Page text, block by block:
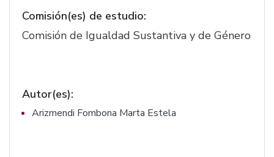
del Estado de Jalisco.(F.525)
Comisión(es) de estudio:
Comisión de Igualdad Sustantiva y de Género
Autor(es):
Arizmendi Fombona Marta Estela